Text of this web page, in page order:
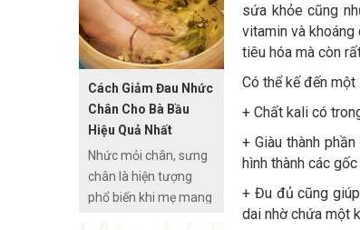
sứa khỏe cũng
vitamin và
tiêu hóa mà còn
Có thể kế đến
+ Chất kali có
+ Giàu thành
hình thành các
+ Đu đủ cũng
dai nhờ chứa một
cây bụi, lau sậy, rừng
thưa,…Chúng sinh
trưởng rất nhiều tại
các vùng đất ngập
mặn và đất phèn.
Cách Giảm Đau Nhức
Chân Cho Bà Bầu
Hiệu Quả Nhất
Nhức mỏi chân, sưng
chân là hiện tượng
phổ biến khi mẹ mang